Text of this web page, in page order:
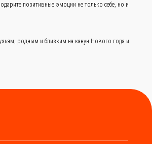
позитивные эмоции не только себе, но и
родным и близким на канун Нового года и
08-